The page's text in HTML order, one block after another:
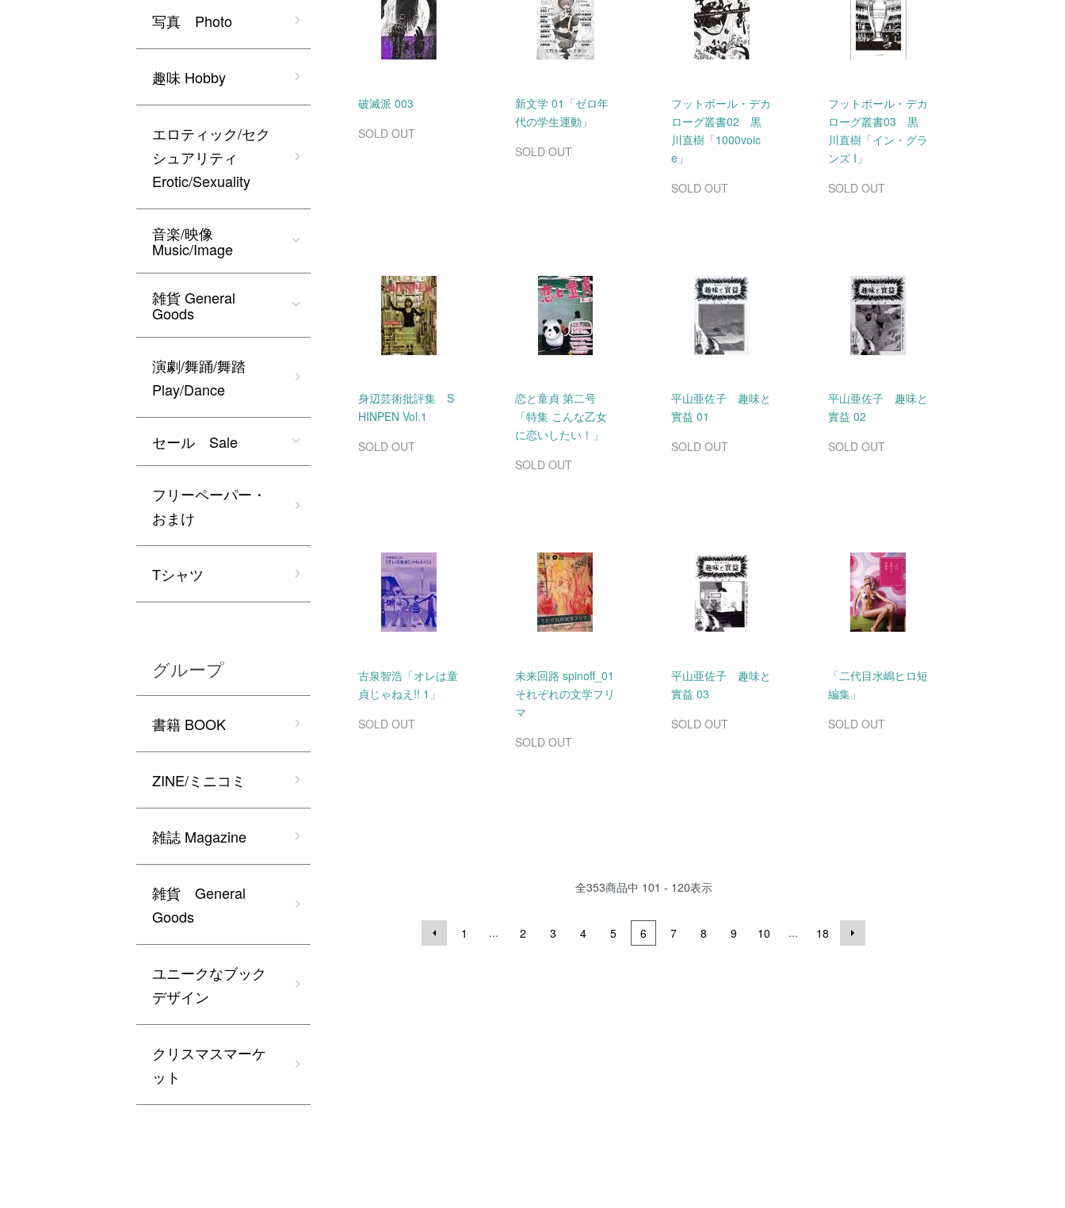
破滅派 003
SOLD OUT
新文学 01「ゼロ年
代の学生運動」
SOLD OUT
フットボール・デカ
ローグ叢書02 黒
川直樹「1000voic
e」
SOLD OUT
フットボール・デカ
ローグ叢書03 黒
川直樹「イン・グラ
ンズ I」
SOLD OUT
身辺芸術批評集 S
HINPEN Vol.1
SOLD OUT
恋と童貞 第二号
「特集 こんな乙女
に恋いしたい！」
SOLD OUT
平山亜佐子 趣味と
實益 01
SOLD OUT
平山亜佐子 趣味と
實益 02
SOLD OUT
古泉智浩「オレは童
貞じゃねえ!! 1」
SOLD OUT
未来回路 spinoff_01
それぞれの文学フリ
マ
SOLD OUT
平山亜佐子 趣味と
實益 03
SOLD OUT
「二代目水嶋ヒロ短
編集」
SOLD OUT
全353商品中 101 - 120表示
1 ... 2 3 4 5 6 7 8 9 10 ... 18
写真 Photo
趣味 Hobby
エロティック/セク
シュアリティ
Erotic/Sexuality
音楽/映像
Music/Image
雑貨 General
Goods
演劇/舞踊/舞踏
Play/Dance
セール Sale
フリーペーパー・
おまけ
Tシャツ
グループ
書籍 BOOK
ZINE/ミニコミ
雑誌 Magazine
雑貨 General
Goods
ユニークなブック
デザイン
クリスマスマーケ
ット